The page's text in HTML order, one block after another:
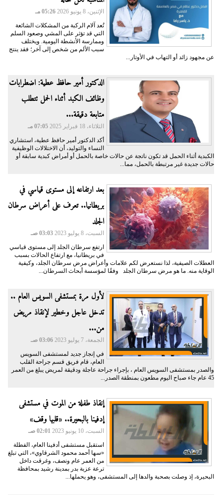
الإثنين، 8 يونيو 2026
05:26 مـ
تُعد آلام الركبة من المشكلات الشائعة
التي قد تؤثر على المشي وصعود السلم
وممارسة الأنشطة اليومية. ويختلف
سبب الألم من شخص إلى آخر؛ فقد ينتج
عن مجهود زائد أو التهاب في الأوتار...
الدكتور أمير حافظ عطية: اضطرابات
وظائف الكبد أثناء الحمل تتطلب
متابعة دقيقة...
الثلاثاء، 18 فبراير 2025
07:05 مـ
أكد الدكتور أمير حافظ عطية، استشاري
النساء والتوليد، أن الاختلالات الوظيفية
الكبدية أثناء الحمل قد تكون ناتجة عن حالات خاصة بالحمل أو أمراض كبدية سابقة أو
حالات جديدة غير مرتبطة بالحمل، مما...
بعد ارتفاعه إلى مستوى قياسي في
بريطانيا.. تعرف على أعراض سرطان
الجلد
السبت، 8 يوليو 2023
03:03 صـ
ارتفع سرطان الجلد إلى مستوى قياسي
في بريطانيا، مع ارتفاع الحالات بسبب
العطلات الصيفية، لذا نستعرض لكم علامات وأعراض مرض سرطان الجلد، وكيفية
الوقاية منه. ما هو مرض سرطان الجلد وفقًا لمؤسسة أبحاث السرطان...
لأول مرة بمستشفى السويس العام ..
تدخل عاجل وخطير لإنقاذ مريض
من...
الجمعة، 7 يوليو 2023
03:06 صـ
في إنجاز جديد لمستشفى السويس
العام، قام فريق قسم جراحة القلب
والصدر بمستشفى السويس العام ، بإجراء جراحة عاجلة ودقيقة لمريض يبلغ من العمر
45 عام جاء صباح اليوم مطعون بمنطقة الصدر...
إنقاذ طفلة من الموت في مستشفى
إدفينا بالبحيرة.. «قلبها وقف»
السبت، 10 يونيو 2023
02:01 صـ
استقبل مستشفى أدفينا العام، الفطلة
«سها أحمد محمود الشرقاوي»، التي تبلغ
من العمر عام ونصف، وغرقت داخل
ترعة عزبة بدر بمدينة رشيد بمحافظة
البحيرة، إذ وصلت بصحبة والدها إلى المستشفى، وهو يحملها...